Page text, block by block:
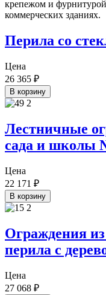
Перила со
Цена
26 365 ₽
В корзину
Лестничные
сада и школы
Цена
22 171 ₽
В корзину
Ограждения
перила с
Цена
27 068 ₽